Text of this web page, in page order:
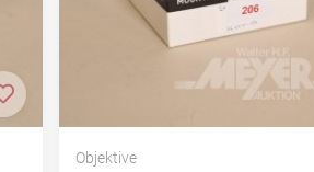
Zur Merkliste hinzufügen
Objektive